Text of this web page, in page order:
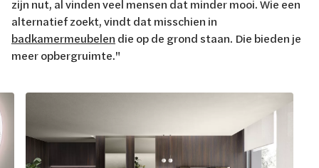
zijn nut, al vinden veel mensen dat minder mooi. Wie een
alternatief zoekt, vindt dat misschien in
badkamermeubelen die op de grond staan. Die bieden je
meer opbergruimte."